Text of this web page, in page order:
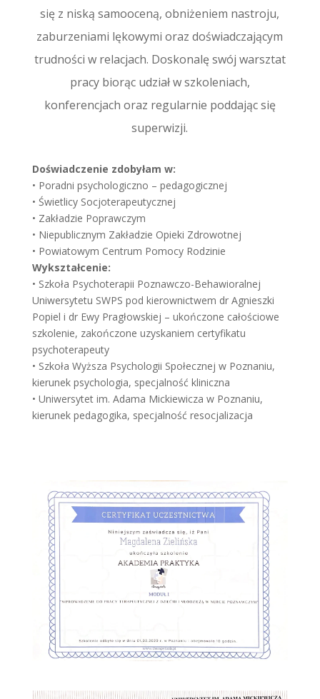
się z niską samooceną, obniżeniem nastroju,
zaburzeniami lękowymi oraz doświadczającym
trudności w relacjach. Doskonalę swój warsztat
pracy biorąc udział w szkoleniach,
konferencjach oraz regularnie poddając się
superwizji.
Doświadczenie zdobyłam w:
• Poradni psychologiczno – pedagogicznej
• Świetlicy Socjoterapeutycznej
• Zakładzie Poprawczym
• Niepublicznym Zakładzie Opieki Zdrowotnej
• Powiatowym Centrum Pomocy Rodzinie
Wykształcenie:
• Szkoła Psychoterapii Poznawczo-Behawioralnej
Uniwersytetu SWPS pod kierownictwem dr Agnieszki
Popiel i dr Ewy Pragłowskiej – ukończone całościowe
szkolenie, zakończone uzyskaniem certyfikatu
psychoterapeuty
• Szkoła Wyższa Psychologii Społecznej w Poznaniu,
kierunek psychologia, specjalność kliniczna
• Uniwersytet im. Adama Mickiewicza w Poznaniu,
kierunek pedagogika, specjalność resocjalizacja